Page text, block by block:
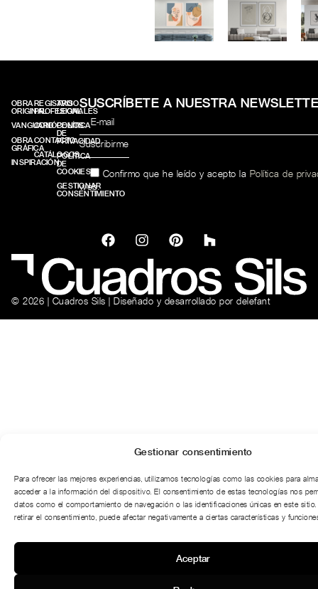
Gestionar consentimiento
Para ofrecer las mejores experiencias, utilizamos tecnologías como las cookies para
acceder a la información del dispositivo. El consentimiento de estas tecnologías nos
datos como el comportamiento de navegación o las identificaciones únicas en este
retirar el consentimiento, puede afectar negativamente a ciertas características y
Aceptar
OBRA
ORIGINAL
VANGUARD
OBRA
GRÁFICA
INSPIRACIÓN
REGISTRO
PROFESIONALES
CONÓCENOS
CONTACTO
CATÁLOGOS
AVISO
LEGAL
POLÍTICA
DE
PRIVACIDAD
POLÍTICA
DE
COOKIES
GESTIONAR
CONSENTIMIENTO
SUSCRÍBETE A NUESTRA
Confirmo que he leído y acepto la Política de
web.
© 2026 | Cuadros Sils | Diseñado y desarrollado por delefant